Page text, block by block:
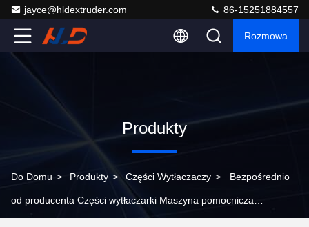
jayce@hldextruder.com 86-15251884557
Rozmowa
Produkty
Do Domu > Produkty > Części Wytłaczaczy > Bezpośrednio
od producenta Części wytłaczarki Maszyna pomocnicza